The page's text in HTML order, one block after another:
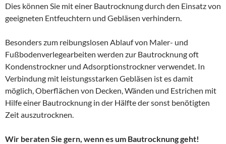
Dies können Sie mit einer Bautrocknung durch den Einsatz von
geeigneten Entfeuchtern und Gebläsen verhindern.
Besonders zum reibungslosen Ablauf von Maler- und
Fußbodenverlegearbeiten werden zur Bautrocknung oft
Kondenstrockner und Adsorptionstrockner verwendet. In
Verbindung mit leistungsstarken Gebläsen ist es damit
möglich, Oberflächen von Decken, Wänden und Estrichen mit
Hilfe einer Bautrocknung in der Hälfte der sonst benötigten
Zeit auszutrocknen.
Wir beraten Sie gern, wenn es um Bautrocknung geht!